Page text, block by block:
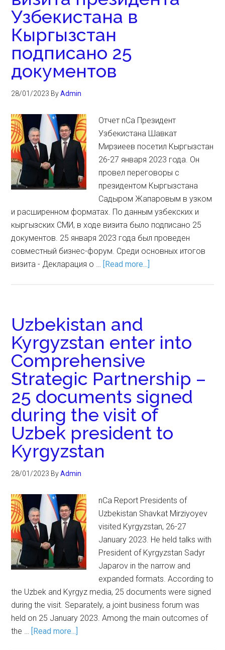
Узбекистана в
Кыргызстан
подписано 25
документов
28/01/2023 ByAdmin
Отчет nCa Президент
Узбекистана Шавкат
Мирзиеев посетил Кыргызстан
26-27 января 2023 года. Он
провел переговоры с
президентом Кыргызстана
Садыром Жапаровым в узком
и расширенном форматах. По данным узбекских и
кыргызских СМИ, в ходе визита было подписано 25
документов. 25 января 2023 года был проведен
совместный бизнес-форум. Среди основных итогов
визита - Декларация о … [Read more...]
Uzbekistan and
Kyrgyzstan enter into
Comprehensive
Strategic Partnership –
25 documents signed
during the visit of
Uzbek president to
Kyrgyzstan
28/01/2023 ByAdmin
nCa Report Presidents of
Uzbekistan Shavkat Mirziyoyev
visited Kyrgyzstan, 26-27
January 2023. He held talks with
President of Kyrgyzstan Sadyr
Japarov in the narrow and
expanded formats. According to
the Uzbek and Kyrgyz media, 25 documents were signed
during the visit. Separately, a joint business forum was
held on 25 January 2023. Among the main outcomes of
the … [Read more...]